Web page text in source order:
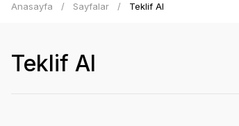
Anasayfa Sayfalar Teklif Al
Teklif Al